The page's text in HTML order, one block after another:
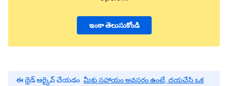
ఇంకా తెలుసుకోండి
ఈ థ్రెడ్ ఆర్కైవ్ చేయడం మీకు సహాయం అవసరం ఉంటే, దయచేసి ఒక